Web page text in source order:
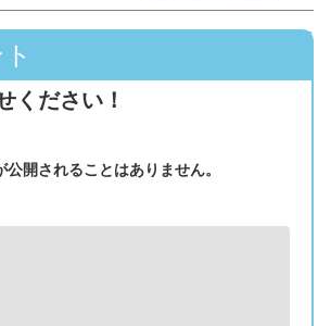
ください！
公開されることはありません。